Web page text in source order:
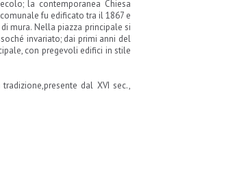
la contemporanea Chiesa
fu edificato tra il 1867 e
mura. Nella piazza principale si
invariato; dai primi anni del
con pregevoli edifici in stile
dal XVI sec.,